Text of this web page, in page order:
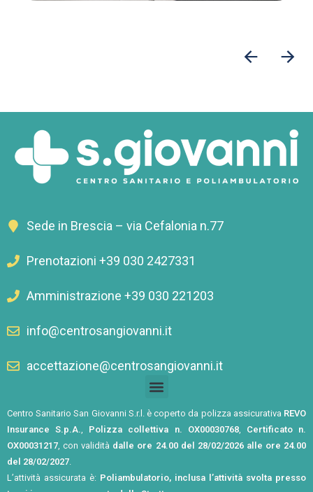
Sede in Brescia – via Cefalonia n.77
Prenotazioni +39 030 2427331
Amministrazione +39 030 221203
info@centrosangiovanni.it
accettazione@centrosangiovanni.it
Centro Sanitario San Giovanni S.r.l. è coperto da polizza assicurativa REVO
Insurance S.p.A., Polizza collettiva n. OX00030768, Certificato n.
OX00031217, con validità dalle ore 24.00 del 28/02/2026 alle ore 24.00
del 28/02/2027.
L’attività assicurata è: Poliambulatorio, inclusa l’attività svolta presso